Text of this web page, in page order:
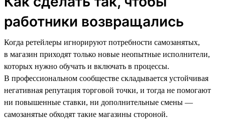
работники возвращались
Когда ретейлеры игнорируют потребности самозанятых,
в магазин приходят только новые неопытные исполнители,
которых нужно обучать и включать в процессы.
В профессиональном сообществе складывается устойчивая
негативная репутация торговой точки, и тогда не помогают
ни повышенные ставки, ни дополнительные смены —
самозанятые обходят такие магазины стороной.